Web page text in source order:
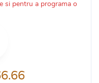
si pentru a programa o